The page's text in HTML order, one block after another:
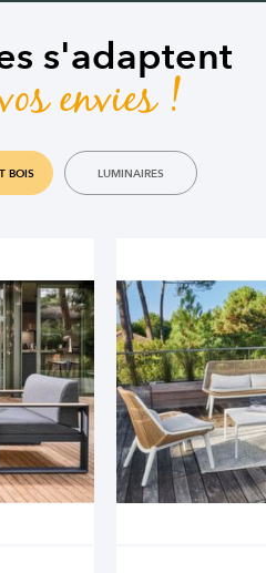
s'adaptent
envies !
BOIS LUMINAIRES